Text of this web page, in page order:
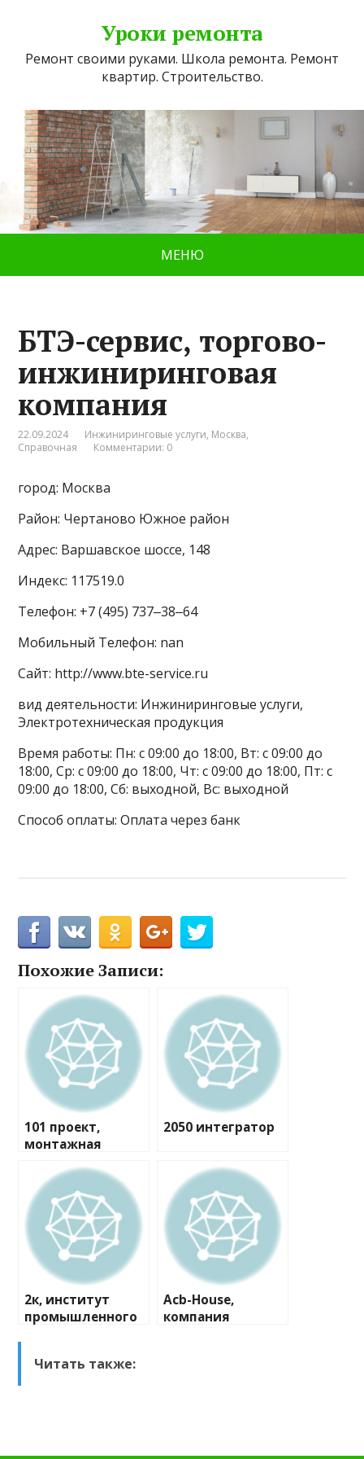
Уроки ремонта
Ремонт своими руками. Школа ремонта. Ремонт
квартир. Строительство.
МЕНЮ
БТЭ-сервис, торгово-
инжиниринговая
компания
22.09.2024 Инжиниринговые услуги, Москва,
Справочная
Комментарии: 0
город: Москва
Район: Чертаново Южное район
Адрес: Варшавское шоссе, 148
Индекс: 117519.0
Телефон: +7 (495) 737‒38‒64
Мобильный Телефон: nan
Сайт: http://www.bte-service.ru
вид деятельности: Инжиниринговые услуги,
Электротехническая продукция
Время работы: Пн: с 09:00 до 18:00, Вт: с 09:00 до
18:00, Ср: с 09:00 до 18:00, Чт: с 09:00 до 18:00, Пт: с
09:00 до 18:00, Сб: выходной, Вс: выходной
Способ оплаты: Оплата через банк
Похожие Записи:
101 проект,
монтажная
2050 интегратор
2к, институт
промышленного
Acb-House,
компания
Читать также: